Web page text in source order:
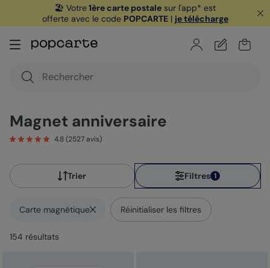
🏖️ Votre1ère carte postale sur l'app* est
offerte avec le code POPCARTE| je télécharge
Magnet anniversaire
4.8(2527avis)
Trier Filtres 1
Carte magnétique Réinitialiser les filtres
154 résultats